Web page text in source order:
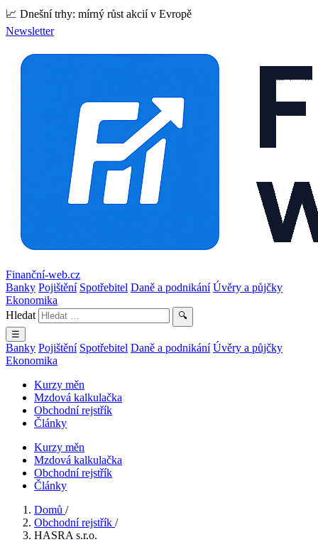
📈 Dnešní trhy: mírný růst akcií v Evropě
Newsletter
Finanční-web.cz
Banky Pojištění Spotřebitel Daně a podnikání Úvěry a půjčky
Ekonomika
Hledat
🔍
☰
Banky Pojištění Spotřebitel Daně a podnikání Úvěry a půjčky
Ekonomika
Kurzy měn
Mzdová kalkulačka
Obchodní rejstřík
Články
Kurzy měn
Mzdová kalkulačka
Obchodní rejstřík
Články
Domů /
Obchodní rejstřík /
HASRA s.r.o.